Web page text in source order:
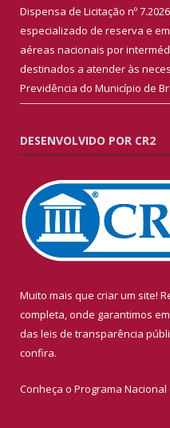
Dispensa de Licitação nº
especializado de reserva e
aéreas nacionais por
destinados a atender às
Previdência do Município de
DESENVOLVIDO POR CR2
Muito mais que criar um site!
completa, onde garantimos
das leis de transparência
confira.
Conheça o Programa